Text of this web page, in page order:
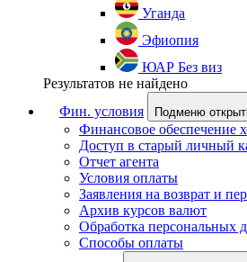
Уганда
Эфиопия
ЮАР Без виз
Результатов не найдено
Фин. условия
Подменю
Финансовое обеспечение
Доступ в старый личный
Отчет агента
Условия оплаты
Заявления на возврат и
Архив курсов валют
Обработка персональных
Способы оплаты